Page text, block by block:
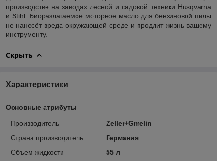
производстве на заводах лесной и садовой техники Husqvarna
и Stihl. Биоразлагаемое моторное масло для бензиновой пилы
не нанесёт вреда окружающей среде и продлит жизнь вашему
инструменту.
Скрыть
Характеристики
Основные атрибуты
Производитель
Zeller+Gmelin
Страна производитель
Германия
Объем жидкости
55 л